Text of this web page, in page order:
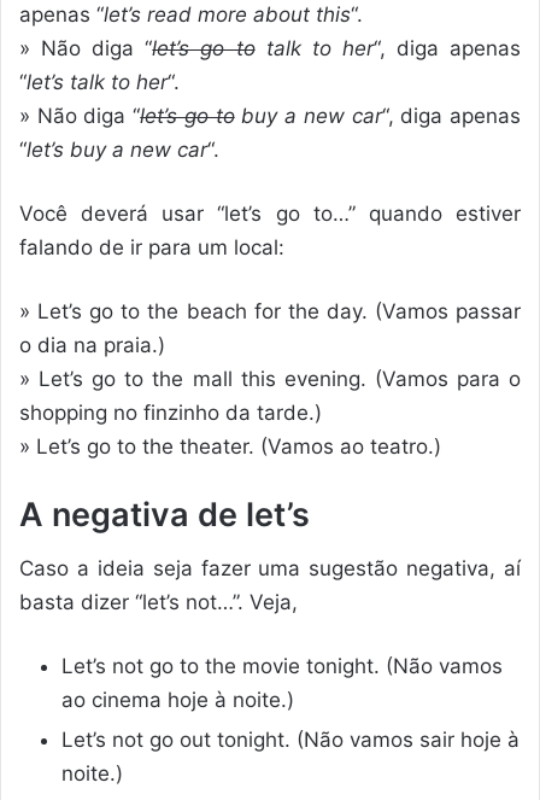
apenas “let’s read more about this“.
» Não diga “let’s go totalk to her“, diga apenas
“let’s talk to her“.
» Não diga “let’s go tobuy a new car“, diga apenas
“let’s buy a new car“.
Você deverá usar “let’s go to…” quando estiver
falando de ir para um local:
» Let’s go to the beach for the day. (Vamos passar
o dia na praia.)
» Let’s go to the mall this evening. (Vamos para o
shopping no finzinho da tarde.)
» Let’s go to the theater. (Vamos ao teatro.)
A negativa de let’s
Caso a ideia seja fazer uma sugestão negativa, aí
basta dizer “let’s not…”. Veja,
Let’s not go to the movie tonight. (Não vamos
ao cinema hoje à noite.)
Let’s not go out tonight. (Não vamos sair hoje à
noite.)